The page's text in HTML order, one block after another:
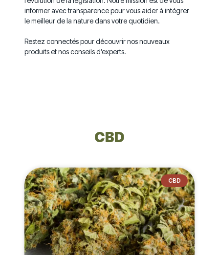
informer avec transparence pour vous aider à intégrer
le meilleur de la nature dans votre quotidien.
Restez connectés pour découvrir nos nouveaux
produits et nos conseils d’experts.
CBD
CBD